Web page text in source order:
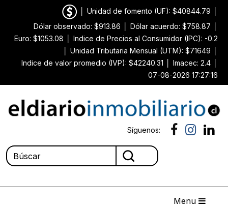
Unidad de fomento (UF): $40844.79
Dólar observado: $913.86
Dólar acuerdo: $758.87
Euro: $1053.08
Indice de Precios al Consumidor (IPC): -0.2
Unidad Tributaria Mensual (UTM): $71649
Indice de valor promedio (IVP): $42240.31
Imacec: 2.4
07-08-2026 17:27:16
Síguenos:
Menu